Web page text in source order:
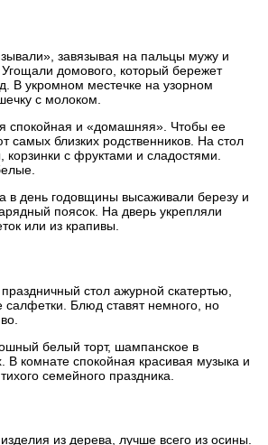
завязывая на пальцы мужу и
домового, который бережет
В укромном местечке на узорном
с молоком.
спокойная и «домашняя». Чтобы ее
самых близких родственников. На стол
корзинки с фруктами и сладостями.
в день годовщины высаживали березу и
поясок. На дверь укрепляли
или из крапивы.
стол ажурной скатертью,
Блюд ставят немного, но
белый торт, шампанское в
В комнате спокойная красивая музыка и
семейного праздника.
из дерева, лучше всего из осины.